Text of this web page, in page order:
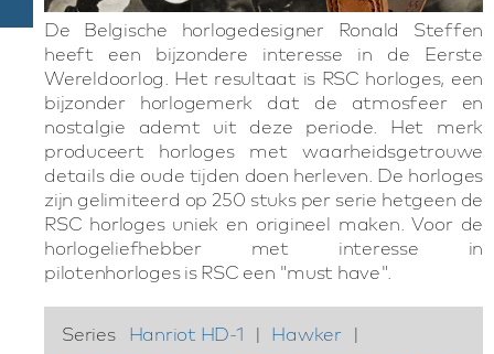
De Belgische horlogedesigner Ronald Steffen
heeft een bijzondere interesse in de Eerste
Wereldoorlog. Het resultaat is RSC horloges, een
bijzonder horlogemerk dat de atmosfeer en
nostalgie ademt uit deze periode. Het merk
produceert horloges met waarheidsgetrouwe
details die oude tijden doen herleven. De horloges
zijn gelimiteerd op 250 stuks per serie hetgeen de
RSC horloges uniek en origineel maken. Voor de
horlogeliefhebber met interesse in
pilotenhorloges is RSC een "must have".
Series Hanriot HD-1 | Hawker |